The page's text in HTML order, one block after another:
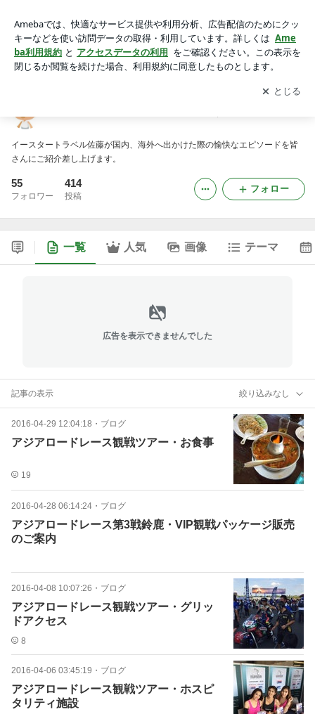
アプリをダウンロードして ブログの更新通知
を受け取りまし
ょう。
開く
イースタートラベル佐藤が国内、海外へ出かけた際の愉快なエピソードを皆
さんにご紹介差し上げます。
55
フォロワー
414
投稿
フォロー
一覧 人気 画像 テーマ
広告を表示できませんでした
記事の表示 絞り込みなし
2016-04-29 12:04:18 ・ ブログ
アジアロードレース観戦ツアー・お食事
19
2016-04-28 06:14:24 ・ ブログ
アジアロードレース第3戦鈴鹿・VIP観戦パッケージ販売
のご案内
2016-04-08 10:07:26 ・ ブログ
アジアロードレース観戦ツアー・グリッ
ドアクセス
8
2016-04-06 03:45:19 ・ ブログ
アジアロードレース観戦ツアー・ホスピ
タリティ施設